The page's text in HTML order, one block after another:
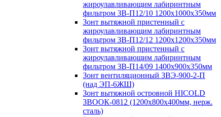
жироулавливающим лабиринтным
фильтром ЗВ-П12/10 1200х1000х350мм
Зонт вытяжной пристенный с
жироулавливающим лабиринтным
фильтром ЗВ-П12/12 1200х1200х350мм
Зонт вытяжной пристенный с
жироулавливающим лабиринтным
фильтром ЗВ-П14/09 1400х900х350мм
Зонт вентиляционный ЗВЭ-900-2-П
(над ЭП-6ЖШ)
Зонт вытяжной островной HICOLD
ЗВООК-0812 (1200х800x400мм, нерж.
сталь)